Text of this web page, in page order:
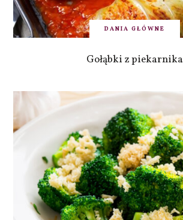
DANIA GŁÓWNE
Gołąbki z piekarnika